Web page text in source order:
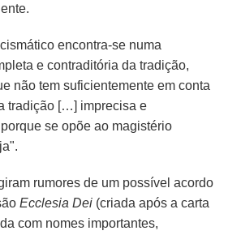
encontra-se numa
e contraditória da tradição,
não tem suficientemente em conta
tradição […] imprecisa e
se opõe ao magistério
rumores de um possível acordo
Ecclesia Dei (criada após a carta
com nomes importantes,